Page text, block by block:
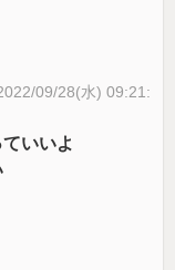
09/28(水) 09:21:
いいよ